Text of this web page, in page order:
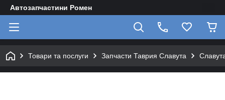
Автозапчастини Ромен
Товари та послуги Запчасти Таврия Славута